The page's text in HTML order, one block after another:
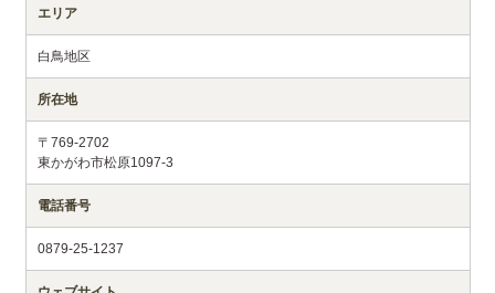
エリア
白鳥地区
所在地
〒769-2702
東かがわ市松原1097-3
電話番号
0879-25-1237